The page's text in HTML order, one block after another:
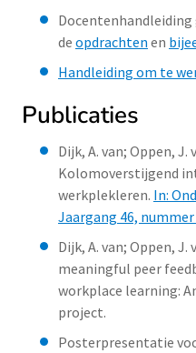
de opdrachten en
Handleiding om te
Publicaties
Dijk, A. van; Oppen, J.
Kolomoverstijgend
werkplekleren. In:
Jaargang 46, nummer
Dijk, A. van; Oppen, J.
meaningful peer
workplace learning:
project.
Posterpresentatie